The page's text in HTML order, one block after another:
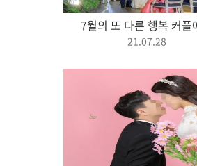
7월의 또 다른 행복 커플
21.07.28